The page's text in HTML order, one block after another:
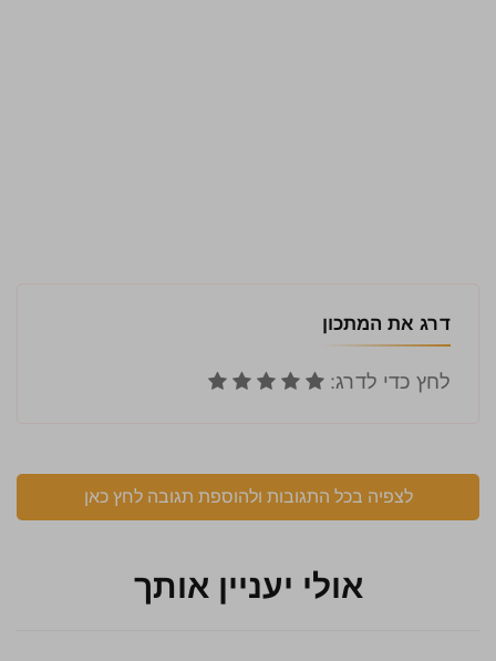
דרג את המתכון
לצפיה בכל התגובות ולהוספת תגובה לחץ כאן
אולי יעניין אותך